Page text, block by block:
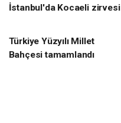
İstanbul'da Kocaeli zirvesi
Türkiye Yüzyılı Millet
Bahçesi tamamlandı